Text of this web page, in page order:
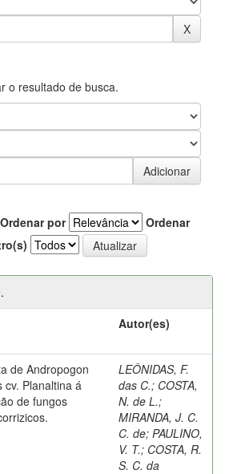
o resultado de busca.
Ordenar por
Ordenar
Autor(es)
de Andropogon
cv. Planaltina á
de fungos
LEÔNIDAS, F.
das C.; COSTA,
N. de L.;
MIRANDA, J. C.
C. de; PAULINO,
V. T.; COSTA, R.
S. C. da